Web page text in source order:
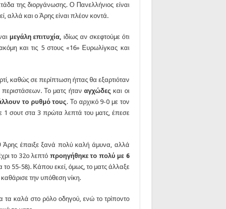
της διοργάνωσης. Ο Πανελλήνιος είναι
αλλά και ο Άρης είναι πλέον κοντά.
μεγάλη επιτυχία,ιδίως αν σκεφτούμε ότι
ακόμη και τις 5 στους «16» Ευρωλίγκας και
καθώς σε περίπτωση ήττας θα εξαρτιόταν
Το ματς ήταν αγχώδεςκαι οι
το ρυθμό τους. Το αρχικό 9-0 με τον
σουτ στα 3 πρώτα λεπτά του ματς, έπεσε
Άρης έπαιξε ξανά πολύ καλή άμυνα, αλλά
το 32ο λεπτό προηγήθηκε το πολύ με 6
το 55-58). Κάπου εκεί, όμως, το ματς άλλαξε
καθάρισε την υπόθεση νίκη.
τα καλά στο ρόλο οδηγού, ενώ το τρίποντο